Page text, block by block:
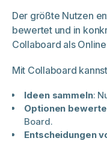
Der größte Nutzen
bewertet und in
Collaboard als
Mit Collaboard
Ideen sammeln:
Optionen
Board.
Entscheidungen